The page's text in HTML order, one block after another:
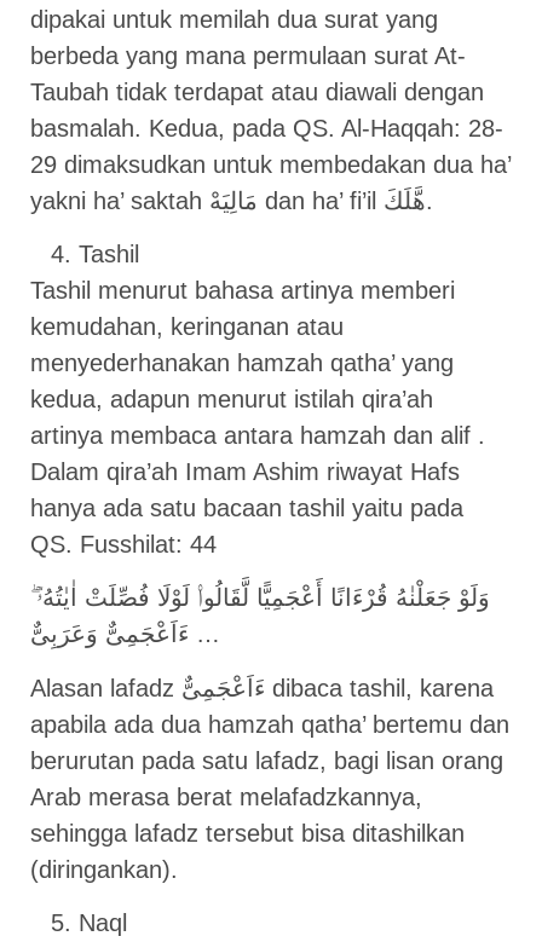
dipakai untuk memilah dua surat yang
berbeda yang mana permulaan surat At-
Taubah tidak terdapat atau diawali dengan
basmalah. Kedua, pada QS. Al-Haqqah: 28-
29 dimaksudkan untuk membedakan dua ha’
yakni ha’ saktah مَالِيَهْ dan ha’ fi’il هَّلَكَ.
Tashil
Tashil menurut bahasa artinya memberi
kemudahan, keringanan atau
menyederhanakan hamzah qatha’ yang
kedua, adapun menurut istilah qira’ah
artinya membaca antara hamzah dan alif .
Dalam qira’ah Imam Ashim riwayat Hafs
hanya ada satu bacaan tashil yaitu pada
QS. Fusshilat: 44
وَلَوْ جَعَلْنٰهُ قُرْءَانًا أَعْجَمِيًّا لَّقَالُوا۟ لَوْلَا فُصِّلَتْ اٰيٰتُهُۥٓ ۖ
ءَاَعْجَمِىٌّ وَعَرَبِىٌّ …
Alasan lafadz ءَاَعْجَمِىٌّ dibaca tashil, karena
apabila ada dua hamzah qatha’ bertemu dan
berurutan pada satu lafadz, bagi lisan orang
Arab merasa berat melafadzkannya,
sehingga lafadz tersebut bisa ditashilkan
(diringankan).
Naql